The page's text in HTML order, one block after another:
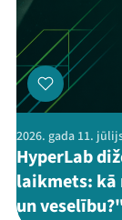
2026. gada 11.
HyperLab
laikmets: kā
un